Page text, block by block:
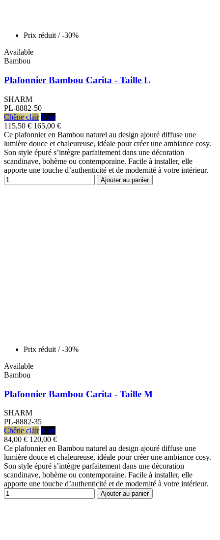
Prix réduit/ -30%
Available
Bambou
Plafonnier Bambou Carita - Taille L
SHARM
PL-8882-50
Chêne clair Noir
115,50 € 165,00 €
Ce plafonnier en Bambou naturel au design ajouré diffuse une
lumière douce et chaleureuse, idéale pour créer une ambiance cosy.
Son style épuré s’intègre parfaitement dans une décoration
scandinave, bohème ou contemporaine. Facile à installer, elle
apporte une touche d’authenticité et de modernité à votre intérieur.
Ajouter au panier
Prix réduit / -30%
Available
Bambou
Plafonnier Bambou Carita - Taille M
SHARM
PL-8882-35
Chêne clair Noir
84,00 € 120,00 €
Ce plafonnier en Bambou naturel au design ajouré diffuse une
lumière douce et chaleureuse, idéale pour créer une ambiance cosy.
Son style épuré s’intègre parfaitement dans une décoration
scandinave, bohème ou contemporaine. Facile à installer, elle
apporte une touche d’authenticité et de modernité à votre intérieur.
Ajouter au panier